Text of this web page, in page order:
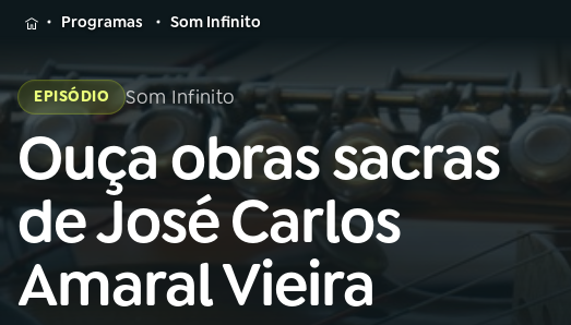
MENU
Buscar
na
Rádio
MEC
Buscar
Início AO VIVO
01INÍCIO
na
Rádio
MEC
Programas Som Infinito
EPISÓDIO Som Infinito
Ouça obras sacras
de José Carlos
Amaral Vieira